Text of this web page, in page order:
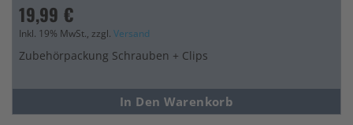
19,99 €
Inkl. 19% MwSt., zzgl. Versand
Zubehörpackung Schrauben + Clips
In Den Warenkorb